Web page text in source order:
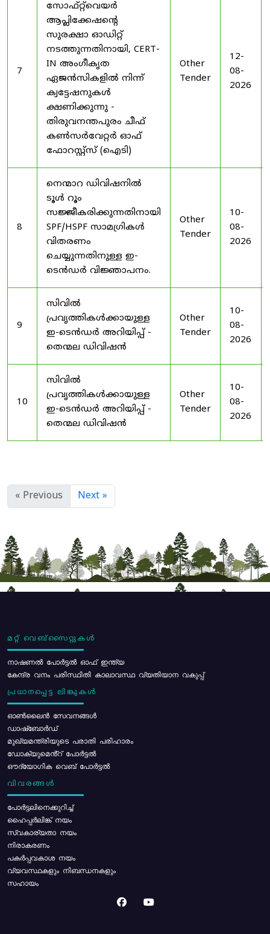
7
സോഫ്റ്റ്‌വെയർ
ആപ്ലിക്കേഷന്റെ
സുരക്ഷാ ഓഡിറ്റ്
നടത്തുന്നതിനായി, CERT-
IN അംഗീകൃത
ഏജൻസികളിൽ നിന്ന്
ക്വട്ടേഷനുകൾ
ക്ഷണിക്കുന്നു -
തിരുവനന്തപുരം ചീഫ്
കൺസർവേറ്റർ ഓഫ്
ഫോറസ്റ്റ്സ് (ഐടി)
Other
Tender
12-
08-
2026
8
നെന്മാറ ഡിവിഷനിൽ
ടൂൾ റൂം
സജ്ജീകരിക്കുന്നതിനായി
SPF/HSPF സാമഗ്രികൾ
വിതരണം
ചെയ്യുന്നതിനുള്ള ഇ-
ടെൻഡർ വിജ്ഞാപനം.
Other
Tender
10-
08-
2026
9
സിവിൽ
പ്രവൃത്തികൾക്കായുള്ള
ഇ-ടെൻഡർ അറിയിപ്പ് -
തെന്മല ഡിവിഷൻ
Other
Tender
10-
08-
2026
10
സിവിൽ
പ്രവൃത്തികൾക്കായുള്ള
ഇ-ടെൻഡർ അറിയിപ്പ് -
തെന്മല ഡിവിഷൻ
Other
Tender
10-
08-
2026
« Previous Next »
മറ്റ് വെബ്സൈറ്റുകൾ
നാഷണൽ പോർട്ടൽ ഓഫ് ഇന്ത്യ
കേന്ദ്ര വനം പരിസ്ഥിതി കാലാവസ്ഥ വ്യതിയാന വകുപ്പ്
പ്രധാനപ്പെട്ട ലിങ്കുകൾ
ഓൺലൈൻ സേവനങ്ങൾ
ഡാഷ്ബോർഡ്
മുഖ്യമന്ത്രിയുടെ പരാതി പരിഹാരം
ഡോക്യുമെൻ്റ് പോർട്ടൽ
ഔദ്യോഗിക വെബ് പോർട്ടൽ
വിവരങ്ങൾ
പോര്‍ട്ടലിനെക്കുറിച്ച്
ഹൈപ്പർലിങ്ക് നയം
സ്വകാര്യതാ നയം
നിരാകരണം
പകർപ്പവകാശ നയം
വ്യവസ്ഥകളും നിബന്ധനകളും
സഹായം